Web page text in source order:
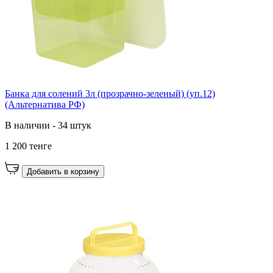
Банка для солений 3л (прозрачно-зеленый) (уп.12)
(Альтернатива РФ)
В наличии - 34 штук
1 200 тенге
Добавить в корзину